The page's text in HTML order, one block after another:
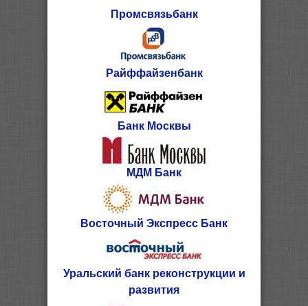
Промсвязьбанк
Райффайзенбанк
Банк Москвы
МДМ Банк
Восточный Экспресс Банк
Уральский банк реконструкции и
развития